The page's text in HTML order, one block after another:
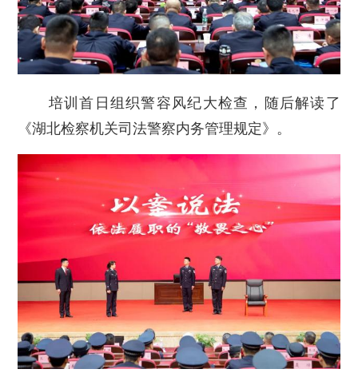
培训首日组织警容风纪大检查，随后解读了
《湖北检察机关司法警察内务管理规定》。